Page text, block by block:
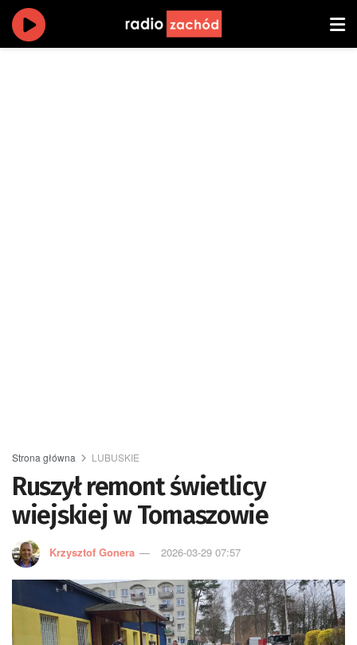
Strona główna LUBUSKIE
Ruszył remont świetlicy
wiejskiej w Tomaszowie
Krzysztof Gonera 2026-03-29 07:57